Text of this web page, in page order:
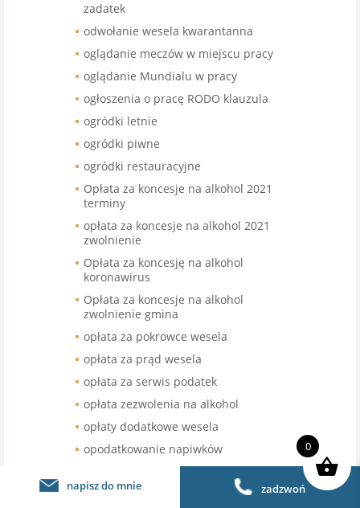
zadatek
odwołanie wesela kwarantanna
oglądanie meczów w miejscu pracy
oglądanie Mundialu w pracy
ogłoszenia o pracę RODO klauzula
ogródki letnie
ogródki piwne
ogródki restauracyjne
Opłata za koncesje na alkohol 2021
terminy
opłata za koncesje na alkohol 2021
zwolnienie
Opłata za koncesję na alkohol
koronawirus
Opłata za koncesje na alkohol
zwolnienie gmina
opłata za pokrowce wesela
opłata za prąd wesela
opłata za serwis podatek
opłata zezwolenia na alkohol
opłaty dodatkowe wesela
opodatkowanie napiwków
opodatkowanie sprzedaży kawy
organizacja pracy w gastronomii
napisz do mnie zadzwoń
0